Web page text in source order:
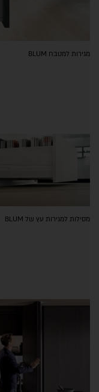
מגירות למטבח BLUM
מסילות למגירות עץ של BLUM